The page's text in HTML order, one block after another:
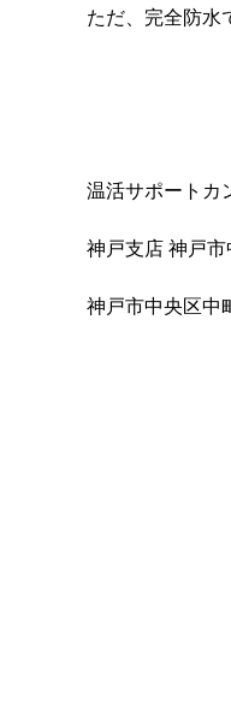
ただ、完全防水
温活サポート
神戸支店 神戸
神戸市中央区中